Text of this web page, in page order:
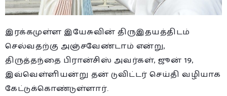
இரக்கமுள்ள இயேசுவின் திருஇதயத்திடம்
செல்வதற்கு அஞ்சவேண்டாம் என்று,
திருத்தந்தை பிரான்சிஸ் அவர்கள், ஜூன் 19,
இவ்வெள்ளியன்று தன் டுவிட்டர் செய்தி வழியாக
கேட்டுக்கொண்டுள்ளார்.